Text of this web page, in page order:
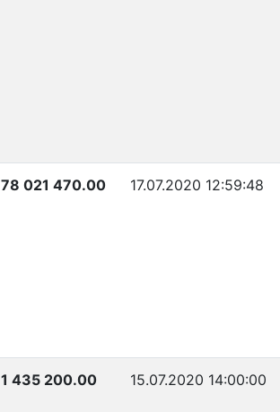
78 021 470.00 17.07.2020 12:59:48
1 435 200.00 15.07.2020 14:00:00